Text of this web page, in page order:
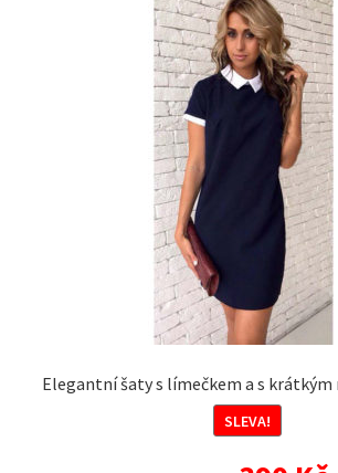
Elegantní šaty s límečkem a s krátkým
SLEVA!
Původní